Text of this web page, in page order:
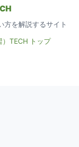
方を解説するサイト
TECH トップ